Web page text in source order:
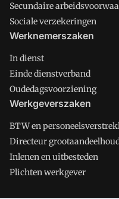
Secundaire
Sociale verzekeringen
Werknemerszaken
In dienst
Einde dienstverband
Oudedagsvoorziening
Werkgeverszaken
BTW en
Directeur
Inlenen en uitbesteden
Plichten werkgever